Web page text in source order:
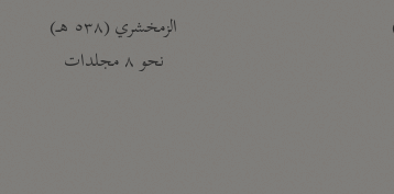
الزمخشري (٥٣٨ هـ)
نحو ٨ مجلدات